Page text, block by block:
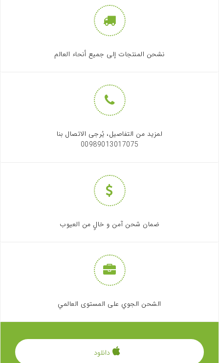
نشحن المنتجات إلى جميع أنحاء العالم
لمزيد من التفاصيل، يُرجى الاتصال بنا
00989013017075
ضمان شحن آمن و خالٍ من العيوب
الشحن الجوي على المستوى العالمي
دانلود